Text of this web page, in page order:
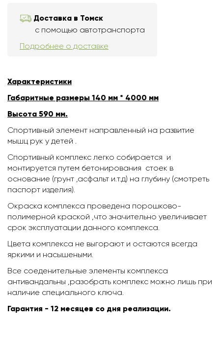
Доставка в Томск
с помощью автотранспорта
Подробнее о доставке
Характеристики
Габаритные размеры 140 мм * 4000 мм
Высота 590 мм.
Спортивный элемент направленный на развитие
мышц рук у детей .
Спортивный комплекс легко собирается и
монтируется путем бетонирования стоек в
основание (грунт ,асфальт и.т.д) на глубину (смотреть
паспорт изделия).
Окраска комплекса проведена порошково-
полимерной краской ,что значительно увеличивает
срок эксплуатации данного комплекса.
Цвета комплекса не выгорают и остаются всегда
яркими и насышеными.
Все соеденительные элементы комплекса
антивандальны ,разобрать комплекс можно лишь при
наличие специального ключа.
Гарантия - 12 месяцев со дня реализации.